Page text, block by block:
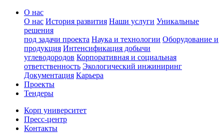
О нас
О нас История развития Наши услуги Уникальные
решения
под задачи проекта Наука и технологии Оборудование и
продукция Интенсификация добычи
углеводородов Корпоративная и социальная
ответственность Экологический инжиниринг
Документация Карьера
Проекты
Тендеры
Корп университет
Пресс-центр
Контакты